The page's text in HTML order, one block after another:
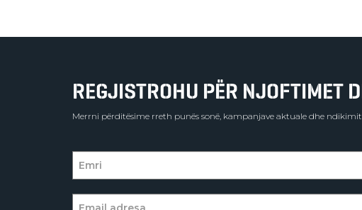
REGJISTROHU PËR NJOFTIMET
Merrni përditësime rreth punës sonë, kampanjave aktuale dhe